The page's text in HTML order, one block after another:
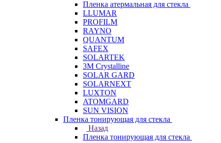
Пленка атермальная для стекла
LLUMAR
PROFILM
RAYNO
QUANTUM
SAFEX
SOLARTEK
3M Crystalline
SOLAR GARD
SOLARNEXT
LUXTON
ATOMGARD
SUN VISION
Пленка тонирующая для стекла
Назад
Пленка тонирующая для стекла